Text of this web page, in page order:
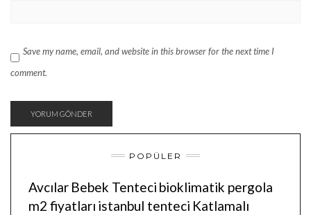
Save my name, email, and website in this browser for the next time I
comment.
POPÜLER
Avcılar Bebek Tenteci bioklimatik pergola
m2 fiyatları istanbul tenteci Katlamalı